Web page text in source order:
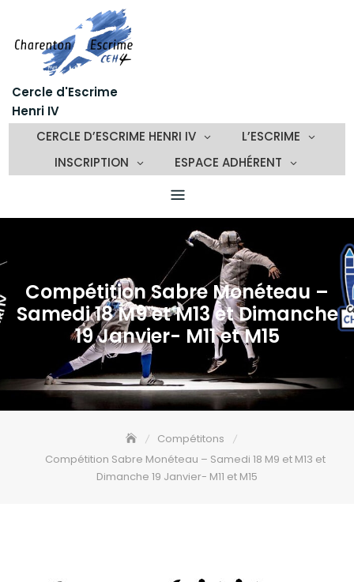
content
Cercle d'Escrime
Henri IV
CERCLE D’ESCRIME HENRI IV
L’ESCRIME
INSCRIPTION
ESPACE ADHÉRENT
Compétition Sabre Monéteau –
Samedi 18 M9 et M13 et Dimanche
19 Janvier- M11 et M15
Compétitons
Compétition Sabre Monéteau – Samedi 18 M9 et M13 et
Dimanche 19 Janvier- M11 et M15